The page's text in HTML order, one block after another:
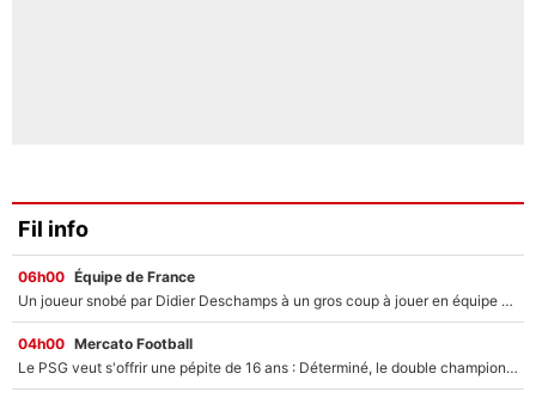
Fil info
06h00 Équipe de France
Un joueur snobé par Didier Deschamps à un gros coup à jouer en équipe de France : Zinedine Zidane a trouvé son numéro 9 ?
04h00 Mercato Football
Le PSG veut s'offrir une pépite de 16 ans : Déterminé, le double champion d'Europe en titre est prêt à lâcher 40M€ pour celui que l'on compare déjà à Vinicius Jr !